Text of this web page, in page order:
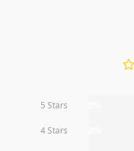
5 Stars
4 Stars